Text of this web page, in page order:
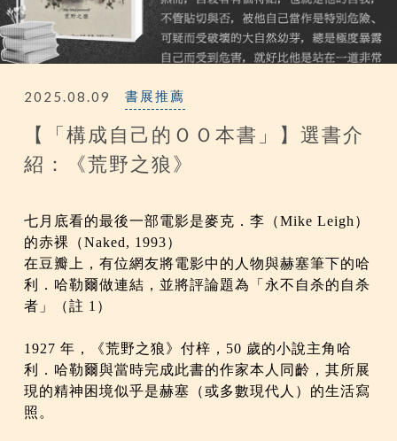
2025.08.09 書展推薦
【「構成自己的ＯＯ本書」】選書介
紹：《荒野之狼》
七月底看的最後一部電影是麥克．李（Mike Leigh）
的赤裸（Naked, 1993）
在豆瓣上，有位網友將電影中的人物與赫塞筆下的哈
利．哈勒爾做連結，並將評論題為「永不自杀的自杀
者」（註 1）
1927 年，《荒野之狼》付梓，50 歲的小說主角哈
利．哈勒爾與當時完成此書的作家本人同齡，其所展
現的精神困境似乎是赫塞（或多數現代人）的生活寫
照。